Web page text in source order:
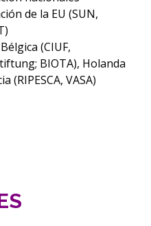
de la EU (SUN,
(CIUF,
BIOTA), Holanda
(RIPESCA, VASA)